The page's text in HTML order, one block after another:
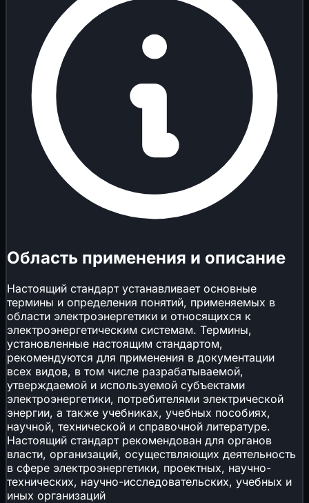
Область применения и описание
Настоящий стандарт устанавливает основные
термины и определения понятий, применяемых в
области электроэнергетики и относящихся к
электроэнергетическим системам. Термины,
установленные настоящим стандартом,
рекомендуются для применения в документации
всех видов, в том числе разрабатываемой,
утверждаемой и используемой субъектами
электроэнергетики, потребителями электрической
энергии, а также учебниках, учебных пособиях,
научной, технической и справочной литературе.
Настоящий стандарт рекомендован для органов
власти, организаций, осуществляющих деятельность
в сфере электроэнергетики, проектных, научно-
технических, научно-исследовательских, учебных и
иных организаций